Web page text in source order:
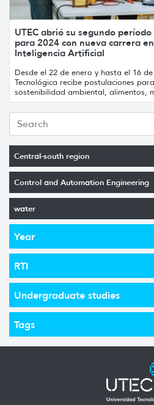
Central-south region
Control and Automation Engineering
water
Year
RTI
Undergraduate studies
Tags
UTEC abrió su segundo
para 2024 con nueva carrera
Inteligencia Artificial
Desde el 22 de enero y hasta el 16
Tecnológica recibe postulaciones
sostenibilidad ambiental, alimentos,